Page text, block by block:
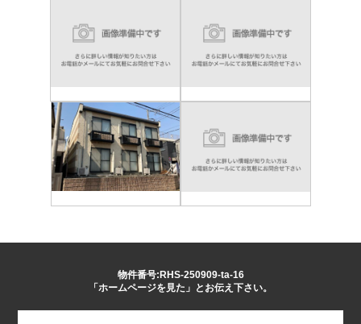
物件番号:RHS-250909-ta-16
「ホームページを見た」とお伝え下さい。